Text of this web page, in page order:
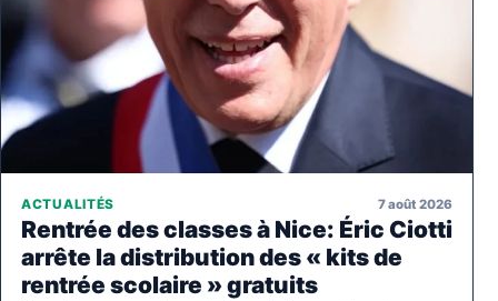
ACTUALITÉS 7 août 2026
Rentrée des classes à Nice: Éric Ciotti
arrête la distribution des « kits de
rentrée scolaire » gratuits